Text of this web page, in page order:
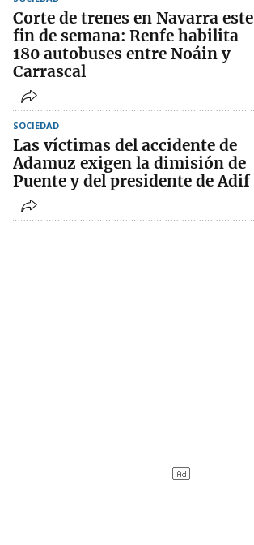
Corte de trenes en Navarra este
fin de semana: Renfe habilita
180 autobuses entre Noáin y
Carrascal
SOCIEDAD
Las víctimas del accidente de
Adamuz exigen la dimisión de
Puente y del presidente de Adif